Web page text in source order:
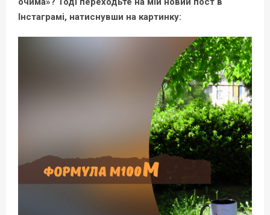
Інстаграмі, натиснувши на картинку: